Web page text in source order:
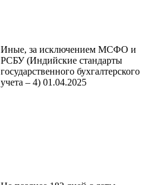
Иные, за исключением МСФО и
РСБУ (Индийские стандарты
государственного бухгалтерского
учета – 4) 01.04.2025